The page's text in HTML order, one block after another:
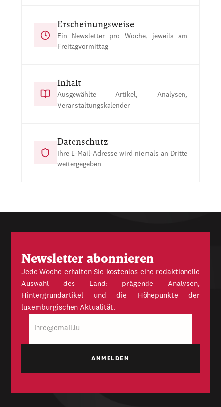
Erscheinungsweise
Ein Newsletter pro Woche, jeweils am
Freitagvormittag
Inhalt
Ausgewählte Artikel, Analysen,
Veranstaltungskalender
Datenschutz
Ihre E-Mail-Adresse wird niemals an Dritte
weitergegeben
Newsletter abonnieren
Jede Woche erhalten Sie kostenlos eine redaktionelle
Auswahl des Land: prägende Analysen,
Hintergrundartikel und die Höhepunkte der
luxemburgischen Aktualität.
Mail